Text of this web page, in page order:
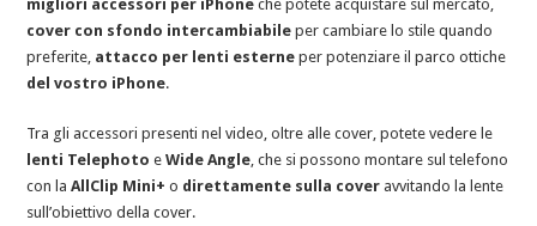
migliori accessori per iPhone che potete acquistare sul mercato,
cover con sfondo intercambiabile per cambiare lo stile quando
preferite, attacco per lenti esterne per potenziare il parco ottiche
del vostro iPhone.
Tra gli accessori presenti nel video, oltre alle cover, potete vedere le
lenti Telephoto eWide Angle, che si possono montare sul telefono
con laAllClip Mini+ o direttamente sulla cover avvitando la lente
sull’obiettivo della cover.